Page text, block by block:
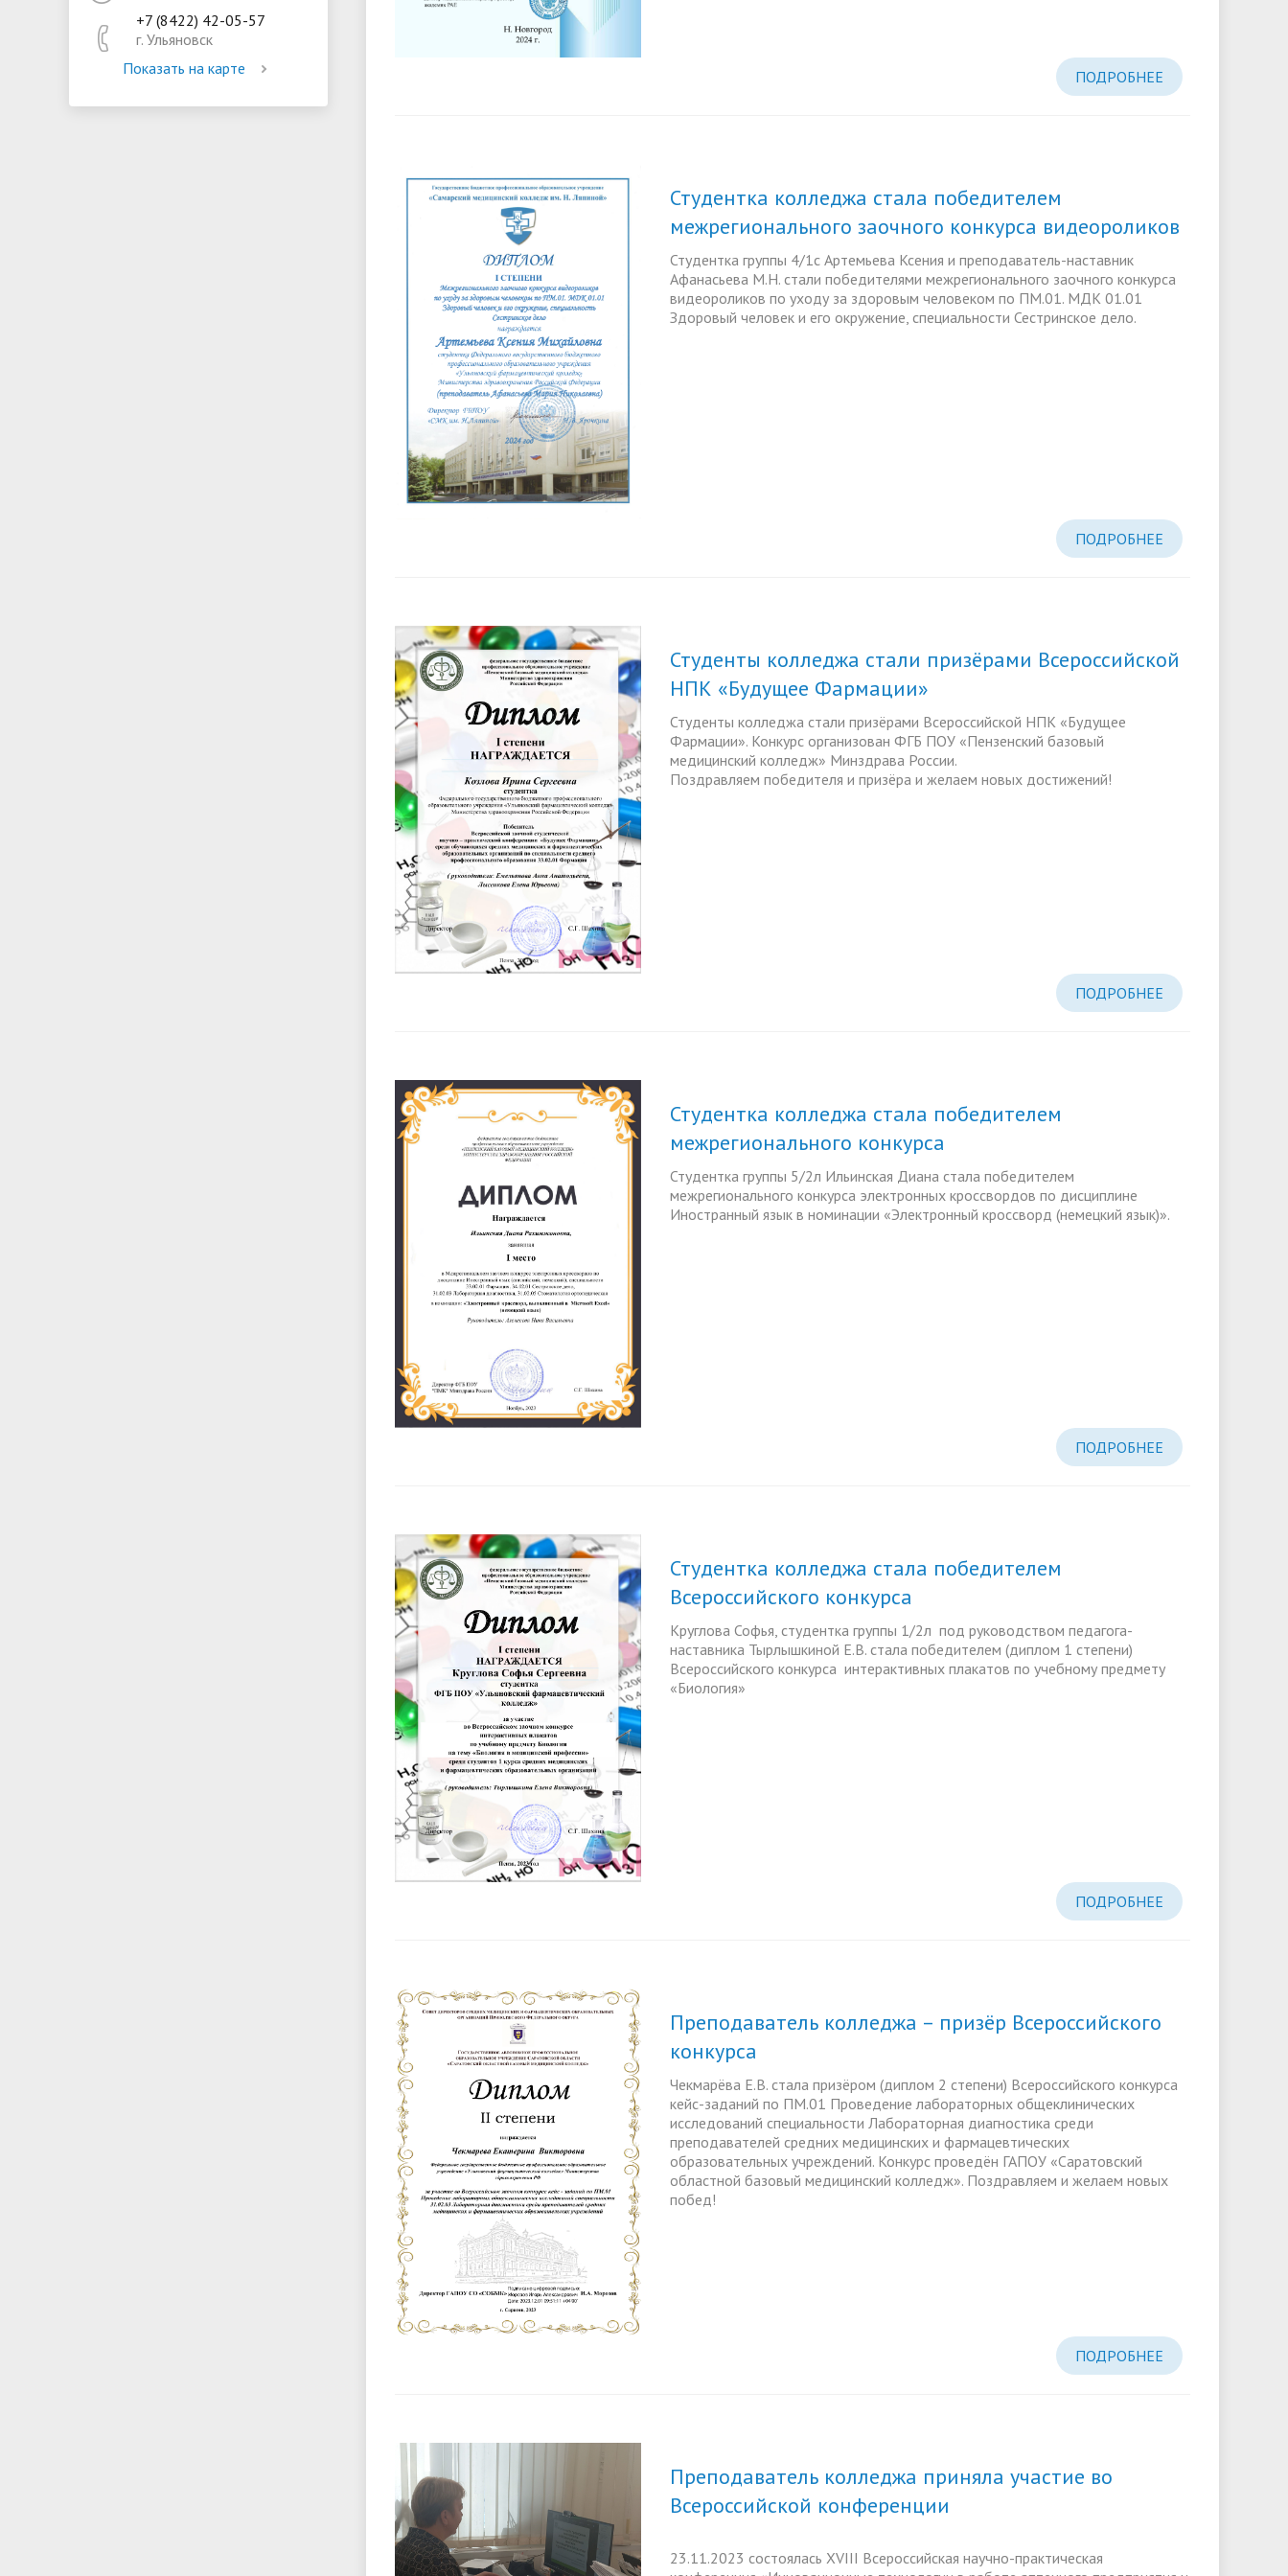
кредитованию
Видеопрезентации наших
+7 (8422) 42-05-57
г. Ульяновск
Показать на карте
ПОДРОБНЕЕ
Студентка колледжа стала победителем
межрегионального заочного конкурса видеороликов
Студентка группы 4/1с Артемьева Ксения и преподаватель-наставник
Афанасьева М.Н. стали победителями межрегионального заочного конкурса
видеороликов по уходу за здоровым человеком по ПМ.01. МДК 01.01
Здоровый человек и его окружение, специальности Сестринское дело.
ПОДРОБНЕЕ
Студенты колледжа стали призёрами Всероссийской
НПК «Будущее Фармации»
Студенты колледжа стали призёрами Всероссийской НПК «Будущее
Фармации». Конкурс организован ФГБ ПОУ «Пензенский базовый
медицинский колледж» Минздрава России.
Поздравляем победителя и призёра и желаем новых достижений!
ПОДРОБНЕЕ
Студентка колледжа стала победителем
межрегионального конкурса
Студентка группы 5/2л Ильинская Диана стала победителем
межрегионального конкурса электронных кроссвордов по дисциплине
Иностранный язык в номинации «Электронный кроссворд (немецкий язык)».
ПОДРОБНЕЕ
Студентка колледжа стала победителем
Всероссийского конкурса
Круглова Софья, студентка группы 1/2л под руководством педагога-
наставника Тырлышкиной Е.В. стала победителем (диплом 1 степени)
Всероссийского конкурса интерактивных плакатов по учебному предмету
«Биология»
ПОДРОБНЕЕ
Преподаватель колледжа – призёр Всероссийского
конкурса
Чекмарёва Е.В. стала призёром (диплом 2 степени) Всероссийского конкурса
кейс-заданий по ПМ.01 Проведение лабораторных общеклинических
исследований специальности Лабораторная диагностика среди
преподавателей средних медицинских и фармацевтических
образовательных учреждений. Конкурс проведён ГАПОУ «Саратовский
областной базовый медицинский колледж». Поздравляем и желаем новых
побед!
ПОДРОБНЕЕ
Преподаватель колледжа приняла участие во
Всероссийской конференции
23.11.2023 состоялась ХVIII Всероссийская научно-практическая